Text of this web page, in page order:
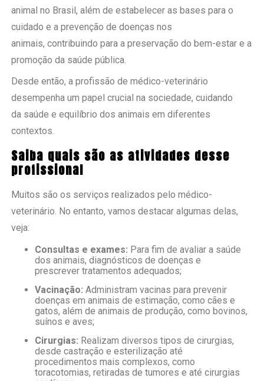
animal no Brasil, além de estabelecer as bases para o
cuidado e a prevenção de doenças nos
animais, contribuindo para a preservação do bem-estar e a
promoção da saúde pública.
Desde então, a profissão de médico-veterinário
desempenha um papel crucial na sociedade, cuidando
da saúde e equilíbrio dos animais em diferentes
contextos.
Saiba quais são as atividades desse
profissional
Muitos são os serviços realizados pelo médico-
veterinário. No entanto, vamos destacar algumas delas,
veja:
Consultas e exames: Para fim de avaliar a saúde
dos animais, diagnósticos de doenças e
prescrever tratamentos adequados;
Vacinação: Administram vacinas para prevenir
doenças em animais de estimação, como cães e
gatos, além de animais de produção, como bovinos,
suínos e aves;
Cirurgias: Realizam diversos tipos de cirurgias,
desde castração e esterilização até
procedimentos mais complexos, como
toracotomias, retiradas de tumores e até cirurgias